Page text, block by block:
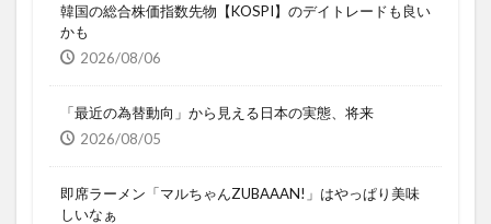
韓国の総合株価指数先物【KOSPI】のデイトレードも良い
かも
2026/08/06
「最近の為替動向」から見える日本の実態、将来
2026/08/05
即席ラーメン「マルちゃんZUBAAAN!」はやっぱり美味
しいなぁ